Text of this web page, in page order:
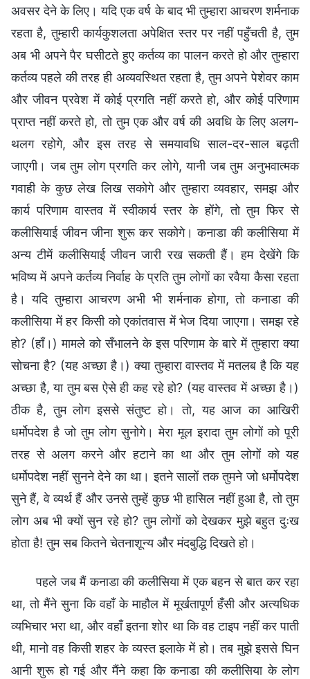
अवसर देने के लिए। यदि एक वर्ष के बाद भी तुम्हारा आचरण शर्मनाक
रहता है, तुम्हारी कार्यकुशलता अपेक्षित स्तर पर नहीं पहुँचती है, तुम
अब भी अपने पैर घसीटते हुए कर्तव्य का पालन करते हो और तुम्हारा
कर्तव्य पहले की तरह ही अव्यवस्थित रहता है, तुम अपने पेशेवर काम
और जीवन प्रवेश में कोई प्रगति नहीं करते हो, और कोई परिणाम
प्राप्त नहीं करते हो, तो तुम एक और वर्ष की अवधि के लिए अलग-
थलग रहोगे, और इस तरह से समयावधि साल-दर-साल बढ़ती
जाएगी। जब तुम लोग प्रगति कर लोगे, यानी जब तुम अनुभवात्मक
गवाही के कुछ लेख लिख सकोगे और तुम्हारा व्यवहार, समझ और
कार्य परिणाम वास्तव में स्वीकार्य स्तर के होंगे, तो तुम फिर से
कलीसियाई जीवन जीना शुरू कर सकोगे। कनाडा की कलीसिया में
अन्य टीमें कलीसियाई जीवन जारी रख सकती हैं। हम देखेंगे कि
भविष्य में अपने कर्तव्य निर्वाह के प्रति तुम लोगों का रवैया कैसा रहता
है। यदि तुम्हारा आचरण अभी भी शर्मनाक होगा, तो कनाडा की
कलीसिया में हर किसी को एकांतवास में भेज दिया जाएगा। समझ रहे
हो? (हाँ।) मामले को सँभालने के इस परिणाम के बारे में तुम्हारा क्या
सोचना है? (यह अच्छा है।) क्या तुम्हारा वास्तव में मतलब है कि यह
अच्छा है, या तुम बस ऐसे ही कह रहे हो? (यह वास्तव में अच्छा है।)
ठीक है, तुम लोग इससे संतुष्ट हो। तो, यह आज का आखिरी
धर्मोपदेश है जो तुम लोग सुनोगे। मेरा मूल इरादा तुम लोगों को पूरी
तरह से अलग करने और हटाने का था और तुम लोगों को यह
धर्मोपदेश नहीं सुनने देने का था। इतने सालों तक तुमने जो धर्मोपदेश
सुने हैं, वे व्यर्थ हैं और उनसे तुम्हें कुछ भी हासिल नहीं हुआ है, तो तुम
लोग अब भी क्यों सुन रहे हो? तुम लोगों को देखकर मुझे बहुत दुःख
होता है! तुम सब कितने चेतनाशून्य और मंदबुद्धि दिखते हो।
पहले जब मैं कनाडा की कलीसिया में एक बहन से बात कर रहा
था, तो मैंने सुना कि वहाँ के माहौल में मूर्खतापूर्ण हँसी और अत्यधिक
व्यभिचार भरा था, और वहाँ इतना शोर था कि वह टाइप नहीं कर पाती
थी, मानो वह किसी शहर के व्यस्त इलाके में हो। तब मुझे इससे घिन
आनी शुरू हो गई और मैंने कहा कि कनाडा की कलीसिया के लोग